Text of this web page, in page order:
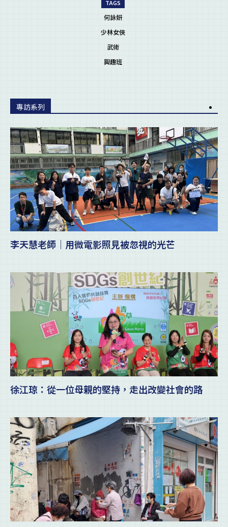
TAGS
何詠妍
少林女俠
武術
興趣班
專訪系列
李天慧老師｜用微電影照見被忽視的光芒
徐江琼：從一位母親的堅持，走出改變社會的路